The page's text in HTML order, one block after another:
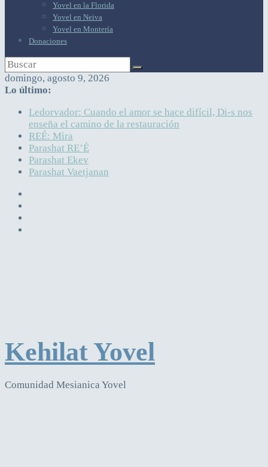
Yovel en la Florida
Yovel en Neiva
Yovel en Montería
Donaciones
domingo, agosto 9, 2026
Lo último:
Ledorvador: Cuando el amor se hace difícil, Di-s nos
enseña el camino de la restauración
REÉ: Mira
Parashat RE’É
Parashat Ekev
Parashat Vaetjanan
Kehilat Yovel
Comunidad Mesianica Yovel